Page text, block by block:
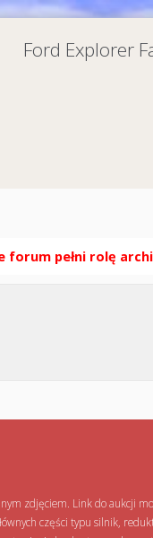
Ford Explorer
forum pełni rolę
zdjęciem. Link do aukcji
części typu silnik,